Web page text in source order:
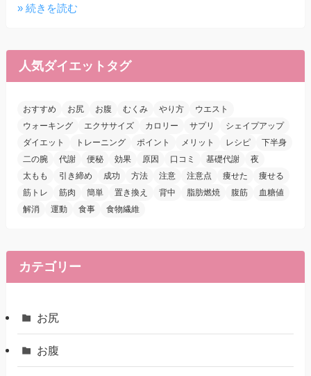
» 続きを読む
人気ダイエットタグ
おすすめ お尻 お腹 むくみ やり方
ウエスト
ウォーキング
エクササイズ カロリー サプリ
シェイプアップ
ダイエット
トレーニング ポイント メリット レシピ
下半身
二の腕
代謝 便秘 効果 原因 口コミ 基礎代謝
夜
太もも
引き締め 成功 方法 注意 注意点 痩せた
痩せる
筋トレ
筋肉 簡単 置き換え 背中 脂肪燃焼 腹筋
血糖値
解消
運動 食事 食物繊維
カテゴリー
お尻
お腹